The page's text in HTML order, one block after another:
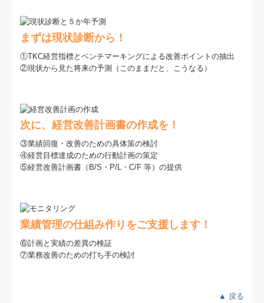
料金について
よくある質問
躍進する関与先様のＨＰ
TKCシステムQ&A
社長メニューASP版
まずは現状診断から！
①TKC経営指標とベンチマーキングによる改善ポイントの抽出
②現状から見た将来の予測（このままだと、こうなる）
次に、経営改善計画書の作成を！
③業績回復・改善のための具体策の検討
④経営目標達成のための行動計画の策定
⑤経営改善計画書（B/S・P/L・C/F 等）の提供
業績管理の仕組み作りをご支援します！
⑥計画と実績の差異の検証
⑦業務改善のための打ち手の検討
▲ 戻る